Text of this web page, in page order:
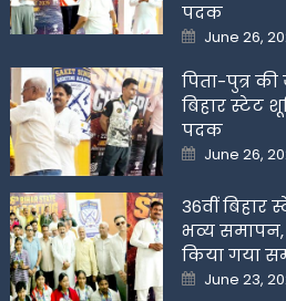
पदक
Posted
on
June 26,
पिता-पुत्र की
बिहार स्टेट
पदक
Posted
on
June 26,
36वीं बिहार
भव्य समापन,
किया गया
Posted
on
June 23,